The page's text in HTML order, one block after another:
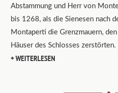
Abstammung und Herr von
bis 1268, als die Sienesen nach
Montaperti die Grenzmauern,
Häuser des Schlosses zerstörten.
WEITERLESEN